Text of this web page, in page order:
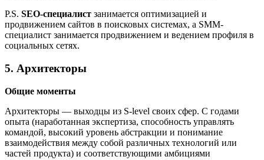
P.S. SEO-специалист занимается оптимизацией и
продвижением сайтов в поисковых системах, а SMM-
специалист занимается продвижением и ведением профиля в
социальных сетях.
5. Архитекторы
Общие моменты
Архитекторы — выходцы из S-level своих сфер. С годами
опыта (наработанная экспертиза, способность управлять
командой, высокий уровень абстракции и понимание
взаимодействия между собой различных технологий или
частей продукта) и соответствующими амбициями